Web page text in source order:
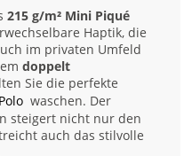
215 g/m² Mini Piqué
Haptik, die
im privaten Umfeld
doppelt
Sie die perfekte
Polo waschen. Der
steigert nicht nur den
auch das stilvolle